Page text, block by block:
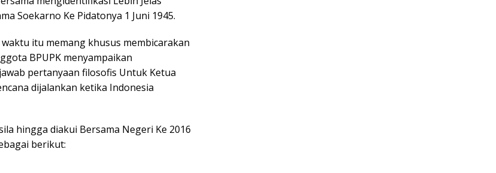
Soekarno Ke Pidatonya 1 Juni 1945.
waktu itu memang khusus membicarakan
BPUPK menyampaikan
pertanyaan filosofis Untuk Ketua
dijalankan ketika Indonesia
hingga diakui Bersama Negeri Ke 2016
berikut: